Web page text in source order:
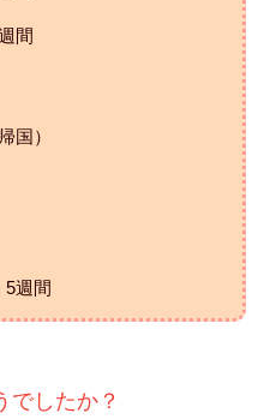
間
国）
週間
でしたか？